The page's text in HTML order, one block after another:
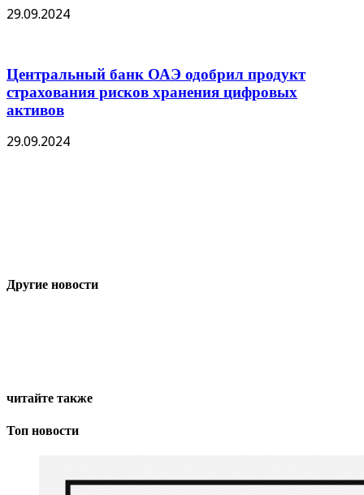
29.09.2024
Центральный банк ОАЭ одобрил продукт
страхования рисков хранения цифровых
активов
29.09.2024
Другие новости
читайте также
Топ новости